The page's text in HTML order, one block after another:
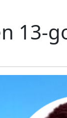
13-